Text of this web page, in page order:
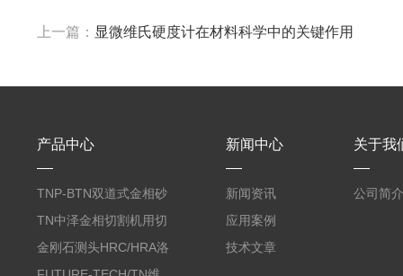
上一篇： 显微维氏硬度计在材料科学中的关键作用
产品中心
TNP-BTN双道式金相砂
带机/金相研磨机
TN中泽金相切割机用切
削油/金相冷却液
金刚石测头HRC/HRA洛
新闻中心
新闻资讯
应用案例
技术文章
关于我
公司简介